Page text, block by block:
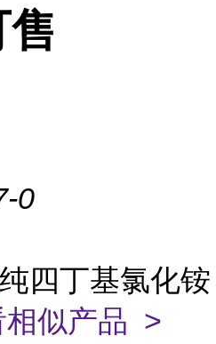
0
四丁基氯化铵
相似产品 >